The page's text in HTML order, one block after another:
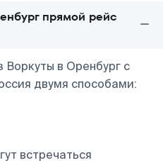
прямой рейс
в Оренбург с
двумя способами:
встречаться